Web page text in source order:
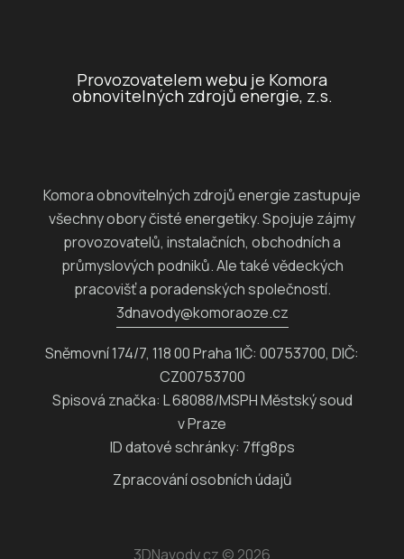
Provozovatelem webu je Komora
obnovitelných zdrojů energie, z.s.
Komora obnovitelných zdrojů energie zastupuje
všechny obory čisté energetiky. Spojuje zájmy
provozovatelů, instalačních, obchodních a
průmyslových podniků. Ale také vědeckých
pracovišť a poradenských společností.
3dnavody@komoraoze.cz
Sněmovní 174/7, 118 00 Praha 1IČ: 00753700, DIČ:
CZ00753700
Spisová značka: L 68088/MSPH Městský soud
v Praze
ID datové schránky: 7ffg8ps
Zpracování osobních údajů
3DNavody.cz © 2026